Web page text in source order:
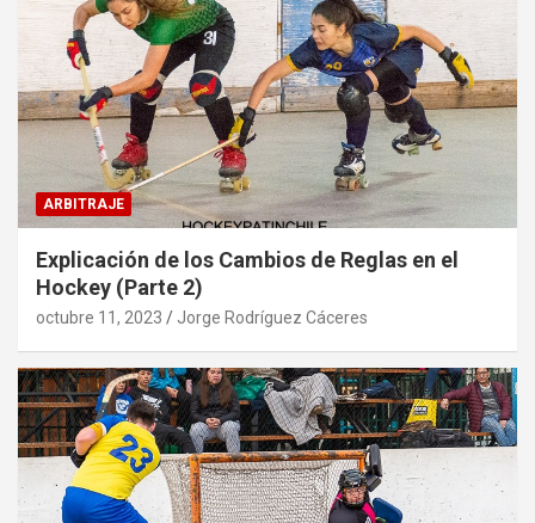
ARBITRAJE
Explicación de los Cambios de Reglas en el
Hockey (Parte 2)
octubre 11, 2023 Jorge Rodríguez Cáceres